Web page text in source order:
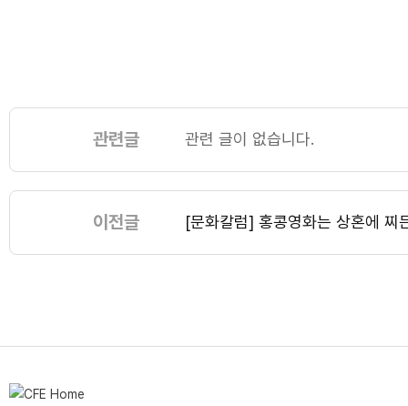
관련글 관련 글이 없습니다.
이전글 [문화칼럼] 홍콩영화는 상혼에 찌